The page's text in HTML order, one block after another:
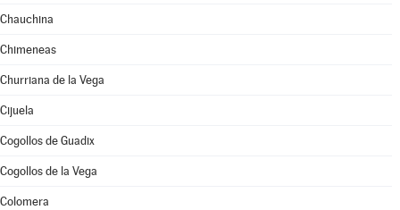
Chauchina
Chimeneas
Churriana de la Vega
Cijuela
Cogollos de Guadix
Cogollos de la Vega
Colomera